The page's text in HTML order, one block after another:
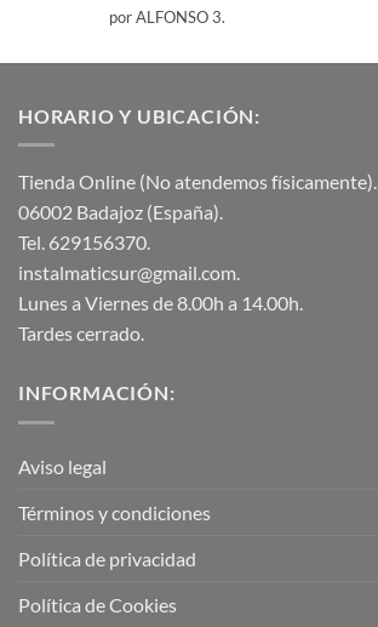
Valorado
con
por ALFONSO 3.
HORARIO Y UBICACIÓN:
Tienda Online (No atendemos físicamente).
06002 Badajoz (España).
Tel. 629156370.
instalmaticsur@gmail.com.
Lunes a Viernes de 8.00h a 14.00h.
Tardes cerrado.
INFORMACIÓN:
Aviso legal
Términos y condiciones
Política de privacidad
Política de Cookies